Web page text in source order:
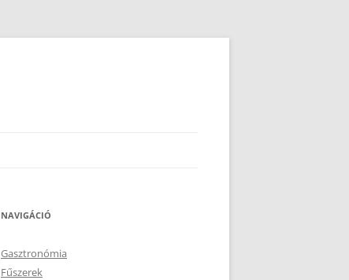
NAVIGÁCIÓ
Gasztronómia
Fűszerek